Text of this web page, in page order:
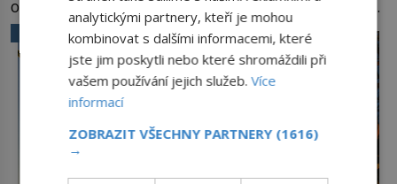
obyčejnou učitelku. Po několika sekundách všem
ztuhnou úsměvy, stroj totiž exploduje. Jejich
konstrukce není z levného kraje, daňové
poplatníky stojí miliardy dolarů. Na druhou stranu
zvládnou jen představitelné věci. Na malé kousky
Název: Columbia První […]
VĚDA A TECHNIKA
analytickými partnery, kteří je mohou
kombinovat s dalšími informacemi, které
jste jim poskytli nebo které shromáždili při
vašem používání jejich služeb.Více
informací
ZOBRAZIT VŠECHNY PARTNERY (1616)
→